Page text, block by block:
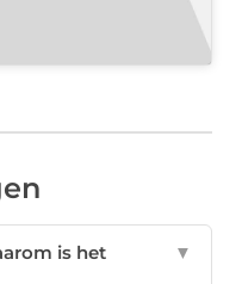
is het
▼